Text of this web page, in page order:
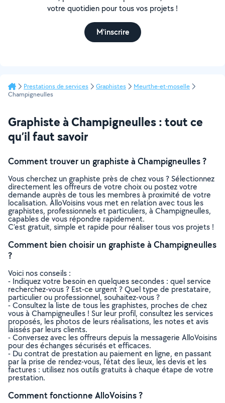
votre quotidien pour tous vos projets !
M'inscrire
Prestations de services Graphistes
Meurthe-et-moselle
Champigneulles
Graphiste à Champigneulles : tout ce
qu’il faut savoir
Comment trouver un graphiste à Champigneulles ?
Vous cherchez un graphiste près de chez vous ? Sélectionnez
directement les offreurs de votre choix ou postez votre
demande auprès de tous les membres à proximité de votre
localisation. AlloVoisins vous met en relation avec tous les
graphistes, professionnels et particuliers, à Champigneulles,
capables de vous répondre rapidement.
C’est gratuit, simple et rapide pour réaliser tous vos projets !
Comment bien choisir un graphiste à Champigneulles
?
Voici nos conseils :
- Indiquez votre besoin en quelques secondes : quel service
recherchez-vous ? Est-ce urgent ? Quel type de prestataire,
particulier ou professionnel, souhaitez-vous ?
- Consultez la liste de tous les graphistes, proches de chez
vous à Champigneulles ! Sur leur profil, consultez les services
proposés, les photos de leurs réalisations, les notes et avis
laissés par leurs clients.
- Conversez avec les offreurs depuis la messagerie AlloVoisins
pour des échanges sécurisés et efficaces.
- Du contrat de prestation au paiement en ligne, en passant
par la prise de rendez-vous, l’état des lieux, les devis et les
factures : utilisez nos outils gratuits à chaque étape de votre
prestation.
Comment fonctionne AlloVoisins ?